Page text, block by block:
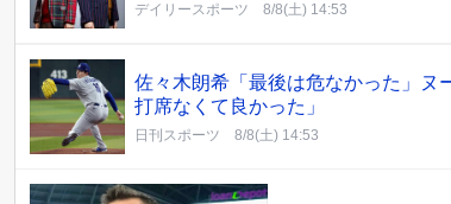
デイリースポーツ 8/8(土) 14:53
佐々木朗希「最後は危なかった」ヌ
打席なくて良かった」
日刊スポーツ 8/8(土) 14:53